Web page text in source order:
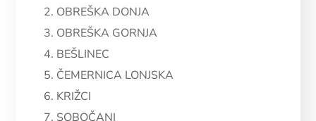
2. OBREŠKA DONJA
3. OBREŠKA GORNJA
4. BEŠLINEC
5. ČEMERNICA LONJSKA
6. KRIŽCI
7. SOBOČANI